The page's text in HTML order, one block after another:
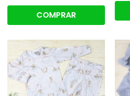
COMPRAR